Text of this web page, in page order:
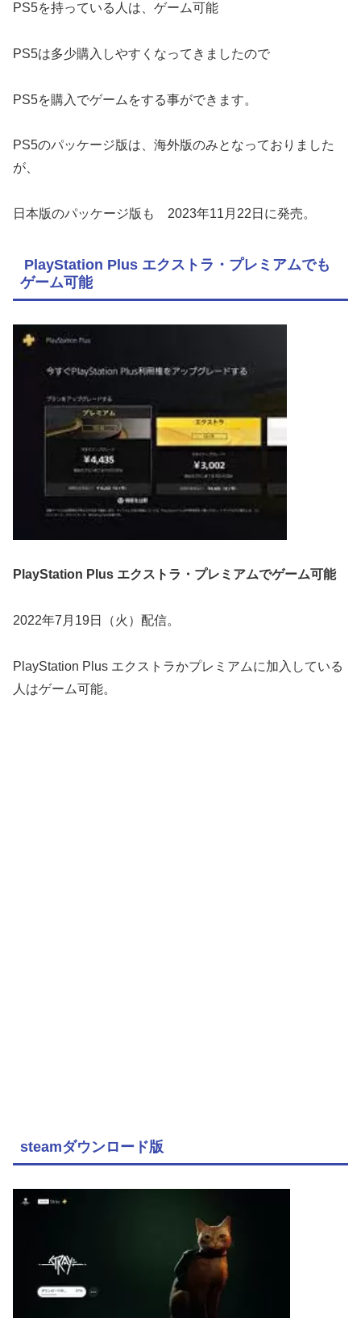
PS5を持っている人は、ゲーム可能
PS5は多少購入しやすくなってきましたので
PS5を購入でゲームをする事ができます。
PS5のパッケージ版は、海外版のみとなっておりました
が、
日本版のパッケージ版も 2023年11月22日に発売。
PlayStation Plus エクストラ・プレミアムでも
ゲーム可能
PlayStation Plus エクストラ・プレミアムでゲーム可能
2022年7月19日（火）配信。
PlayStation Plus エクストラかプレミアムに加入している
人はゲーム可能。
steamダウンロード版